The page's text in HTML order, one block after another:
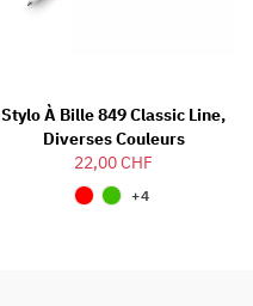
Stylo À Bille 849 Classic Line,
Diverses Couleurs
22,00 CHF
+4